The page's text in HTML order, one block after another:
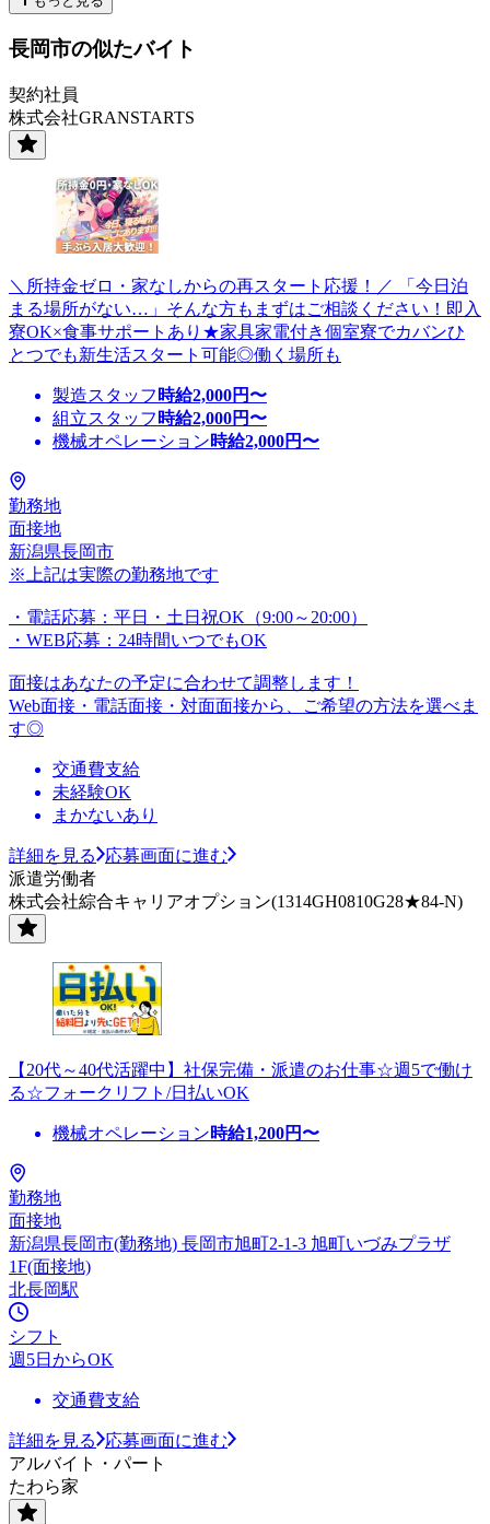
長岡市の似たバイト
契約社員
株式会社GRANSTARTS
＼所持金ゼロ・家なしからの再スタート応援！／ 「今日泊
まる場所がない…」そんな方もまずはご相談ください！即入
寮OK×食事サポートあり★家具家電付き個室寮でカバンひ
とつでも新生活スタート可能◎働く場所も
製造スタッフ 時給2,000円〜
組立スタッフ 時給2,000円〜
機械オペレーション時給2,000円〜
勤務地
面接地
新潟県長岡市
※上記は実際の勤務地です
・電話応募：平日・土日祝OK（9:00～20:00）
・WEB応募：24時間いつでもOK
面接はあなたの予定に合わせて調整します！
Web面接・電話面接・対面面接から、ご希望の方法を選べま
す◎
交通費支給
未経験OK
まかないあり
詳細を見る
応募画面に進む
派遣労働者
株式会社綜合キャリアオプション(1314GH0810G28★84-N)
【20代～40代活躍中】社保完備・派遣のお仕事☆週5で働け
る☆フォークリフト/日払いOK
機械オペレーション時給1,200円〜
勤務地
面接地
新潟県長岡市(勤務地) 長岡市旭町2-1-3 旭町いづみプラザ
1F(面接地)
北長岡駅
シフト
週5日からOK
交通費支給
詳細を見る
応募画面に進む
アルバイト・パート
たわら家